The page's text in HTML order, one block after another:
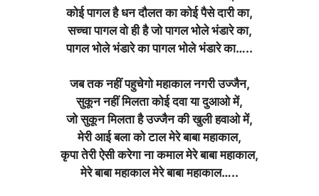
कोई पागल है धन दौलत का कोई पैसे दारी का,
सच्चा पागल वो ही है जो पागल भोले भंडारे का,
पागल भोले भंडारे का पागल भोले भंडारे का…..
जब तक नहीं पहुचेगो महाकाल नगरी उज्जैन,
सुकून नहीं मिलता कोई दवा या दुआओ में,
जो सुकून मिलता है उज्जैन की खुली हवाओ में,
मेरी आई बला को टाल मेरे बाबा महाकाल,
कृपा तेरी ऐसी करेगा ना कमाल मेरे बाबा महाकाल,
मेरे बाबा महाकाल मेरे बाबा महाकाल…..